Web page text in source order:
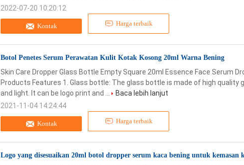
Kontak Harga terbaik
2022-07-20 10:20:12
Botol Penetes Serum Perawatan Kulit Kotak Kosong 20ml Warna Bening
Kontak Harga terbaik
Skin Care Dropper Glass Bottle Empty Square 20ml Essence Face Serum
Products Features 1. Glass bottle: The glass bottle is made of high quality
and light. It can be logo print and ...
Baca lebih lanjut
2021-11-04 14:24:44
Logo yang disesuaikan 20ml botol dropper serum kaca bening untuk kemasan